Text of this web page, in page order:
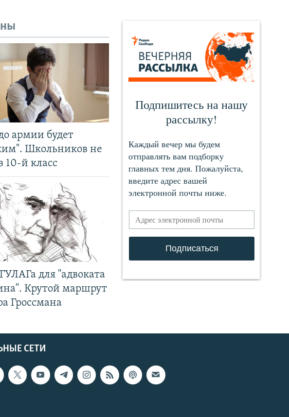
армии будет
Школьников не
10-й класс
для "адвоката
Крутой маршрут
Гроссмана
СЕТИ